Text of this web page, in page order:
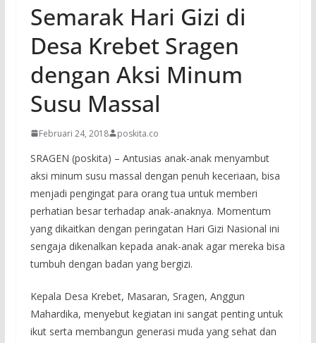
Semarak Hari Gizi di
Desa Krebet Sragen
dengan Aksi Minum
Susu Massal
Februari 24, 2018 poskita.co
SRAGEN (poskita) – Antusias anak-anak menyambut
aksi minum susu massal dengan penuh keceriaan, bisa
menjadi pengingat para orang tua untuk memberi
perhatian besar terhadap anak-anaknya. Momentum
yang dikaitkan dengan peringatan Hari Gizi Nasional ini
sengaja dikenalkan kepada anak-anak agar mereka bisa
tumbuh dengan badan yang bergizi.
Kepala Desa Krebet, Masaran, Sragen, Anggun
Mahardika, menyebut kegiatan ini sangat penting untuk
ikut serta membangun generasi muda yang sehat dan